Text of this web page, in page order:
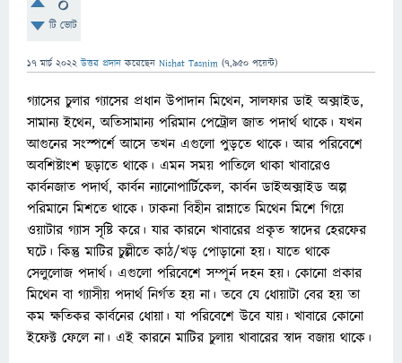
টি ভোট
17 মার্চ 2022 উত্তর প্রদান করেছেন Nishat Tasnim (7,950 পয়েন্ট)
গ্যাসের চুলার গ্যাসের প্রধান উপাদান মিথেন, সালফার ডাই অক্সাইড,
সামান্য ইথেন, অতিসামান্য পরিমান পেট্রোল জাত পদার্থ থাকে। যখন
আগুনের সংস্পর্শে আসে তখন এগুলো পুড়তে থাকে। আর পরিবেশে
অবশিষ্টাংশ ছড়াতে থাকে। এমন সময় পাতিলে থাকা খাবারেও
কার্বনজাত পদার্থ, কার্বন ন্যানোপার্টিকেল, কার্বন ডাইঅক্সাইড অল্প
পরিমানে মিশতে থাকে। ঢাকনা বিহীন রান্নাতে মিথেন মিশে গিয়ে
ওয়াটার গ্যাস সৃষ্টি করে। যার কারনে খাবারের প্রকৃত স্বাদের হেরফের
ঘটে। কিন্তু মাটির চুল্লীতে কাঠ/খড় পোড়ানো হয়। যাতে থাকে
সেলুলোজ পদার্থ। এগুলো পরিবেশে সম্পূর্ন দহন হয়। কোনো প্রকার
মিথেন বা গ্যাসীয় পদার্থ নির্গত হয় না। তবে যে ধোয়াটা বের হয় তা
কম ক্ষতিকর কার্বনের ধোয়া। যা পরিবেশে উবে যায়। খাবারে কোনো
ইফেক্ট ফেলে না। এই কারনে মাটির চুলায় খাবারের স্বাদ বজায় থাকে।